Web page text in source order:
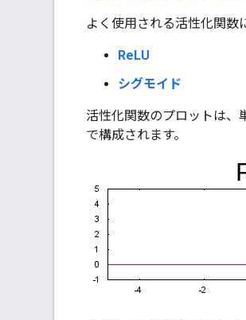
よく使用される活性化関数
ReLU
シグモイド
活性化関数のプロットは、
で構成されます。